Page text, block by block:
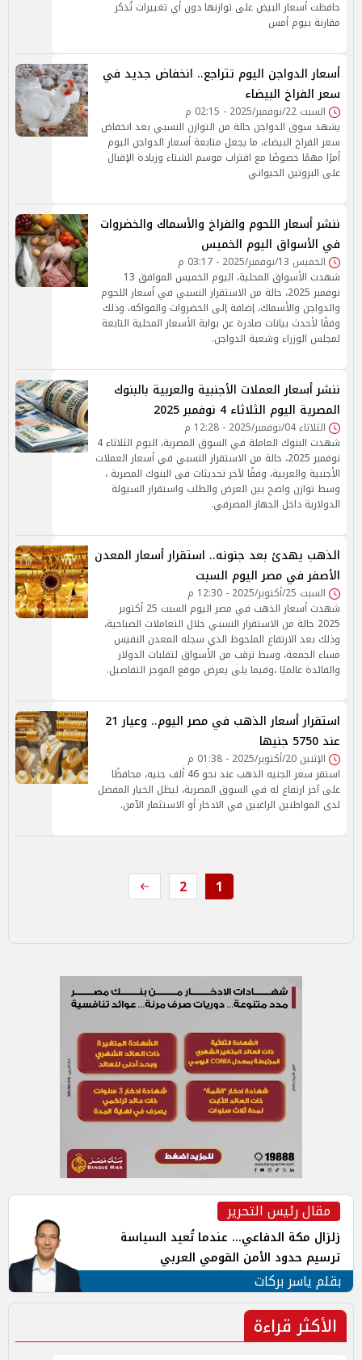
حافظت أسعار البيض على توازنها دون أي تغييرات تُذكر
مقارنة بيوم أمس
أسعار الدواجن اليوم تتراجع.. انخفاض جديد في
سعر الفراخ البيضاء
السبت 22/نوفمبر/2025 - 02:15 م
يشهد سوق الدواجن حالة من التوازن النسبي بعد انخفاض
سعر الفراخ البيضاء، ما يجعل متابعة أسعار الدواجن اليوم
أمرًا مهمًا خصوصًا مع اقتراب موسم الشتاء وزيادة الإقبال
على البروتين الحيواني
ننشر أسعار اللحوم والفراخ والأسماك والخضروات
في الأسواق اليوم الخميس
الخميس 13/نوفمبر/2025 - 03:17 م
شهدت الأسواق المحلية، اليوم الخميس الموافق 13
نوفمبر 2025، حالة من الاستقرار النسبي في أسعار اللحوم
والدواجن والأسماك، إضافة إلى الخضروات والفواكه، وذلك
وفقًا لأحدث بيانات صادرة عن بوابة الأسعار المحلية التابعة
لمجلس الوزراء وشعبة الدواجن.
ننشر أسعار العملات الأجنبية والعربية بالبنوك
المصرية اليوم الثلاثاء 4 نوفمبر 2025
الثلاثاء 04/نوفمبر/2025 - 12:28 م
شهدت البنوك العاملة في السوق المصرية، اليوم الثلاثاء 4
نوفمبر 2025، حالة من الاستقرار النسبي في أسعار العملات
الأجنبية والعربية، وفقًا لآخر تحديثات فى البنوك المصرية ،
وسط توازن واضح بين العرض والطلب واستقرار السيولة
الدولارية داخل الجهاز المصرفي.
الذهب يهدئ بعد جنونه.. استقرار أسعار المعدن
الأصفر في مصر اليوم السبت
السبت 25/أكتوبر/2025 - 12:30 م
شهدت أسعار الذهب في مصر اليوم السبت 25 أكتوبر
2025 حالة من الاستقرار النسبي خلال التعاملات الصباحية،
وذلك بعد الارتفاع الملحوظ الذي سجله المعدن النفيس
مساء الجمعة، وسط ترقب من الأسواق لتقلبات الدولار
والفائدة عالميًا ،وفيما يلى يعرض موقع الموجز التفاصيل.
استقرار أسعار الذهب في مصر اليوم.. وعيار 21
عند 5750 جنيها
الإثنين 20/أكتوبر/2025 - 01:38 م
استقر سعر الجنيه الذهب عند نحو 46 ألف جنيه، محافظًا
على آخر ارتفاع له في السوق المصرية، ليظل الخيار المفضل
لدى المواطنين الراغبين في الادخار أو الاستثمار الآمن.
1
2
مقال رئيس التحرير
زلزال مكة الدفاعي... عندما تُعيد السياسة
ترسيم حدود الأمن القومي العربي
بقلم ياسر بركات
الأكثر قراءة